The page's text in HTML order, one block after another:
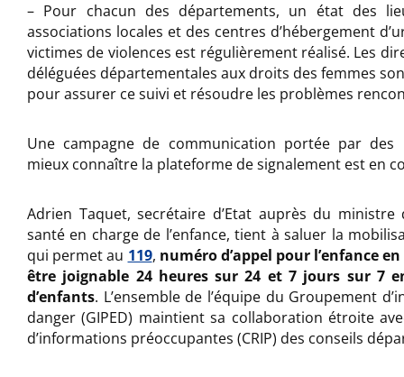
– Pour chacun des départements, un état des
associations locales et des centres d’hébergement
victimes de violences est régulièrement réalisé. Les
déléguées départementales aux droits des femmes
pour assurer ce suivi et résoudre les problèmes
Une campagne de communication portée par
mieux connaître la plateforme de signalement est en
Adrien Taquet, secrétaire d’Etat auprès du
santé en charge de l’enfance, tient à saluer la
qui permet au 119, numéro d’appel pour l’enfance
être joignable 24 heures sur 24 et 7 jours sur 7
d’enfants. L’ensemble de l’équipe du Groupement
danger (GIPED) maintient sa collaboration étroite
d’informations préoccupantes (CRIP) des conseils